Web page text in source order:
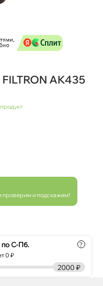
AK435
проверим и подскажем!
по С-Пб.
0 ₽
?
2000 ₽